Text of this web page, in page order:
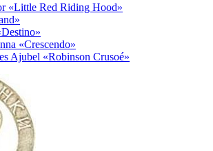
«Little Red Riding Hood»
«Crescendo»
Ajubel «Robinson Crusoé»